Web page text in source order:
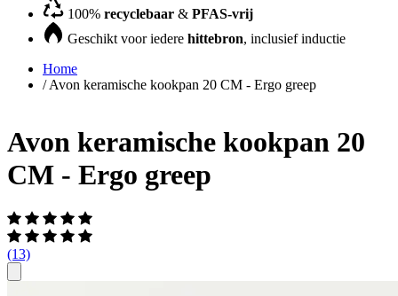
100% recyclebaar & PFAS-vrij
Geschikt voor iedere hittebron, inclusief inductie
Home
/ Avon keramische kookpan 20 CM - Ergo greep
Avon keramische kookpan 20
CM - Ergo greep
(13)